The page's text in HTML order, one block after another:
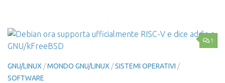
1
GNU/LINUX /MONDO GNU/LINUX /SISTEMI OPERATIVI /
SOFTWARE